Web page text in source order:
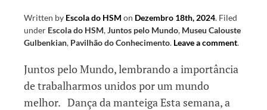
Written by Escola do HSM on Dezembro 18th, 2024. Filed
under Escola do HSM,Juntos pelo Mundo, Museu Calouste
Gulbenkian, Pavilhão do Conhecimento. Leave a comment.
Juntos pelo Mundo, lembrando a importância
de trabalharmos unidos por um mundo
melhor. Dança da manteiga Esta semana, a